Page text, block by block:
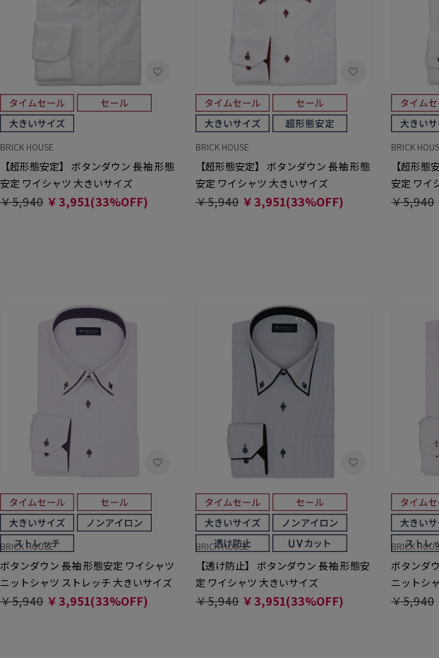
BRICK HOUSE
【超形態安定】 ボタンダウン 長袖 形態
安定 ワイシャツ 大きいサイズ
￥5,940 ￥3,951(33%OFF)
BRICK HOUSE
【超形態安定】 ボタンダウン 長袖 形態
安定 ワイシャツ 大きいサイズ
￥5,940 ￥3,951(33%OFF)
BRICK
【超形態
安定 ワイ
￥5,940
BRICK HOUSE
ボタンダウン 長袖 形態安定 ワイシャツ
ニットシャツ ストレッチ 大きいサイズ
￥5,940 ￥3,951(33%OFF)
BRICK HOUSE
【透け防止】 ボタンダウン 長袖 形態安
定 ワイシャツ 大きいサイズ
￥5,940 ￥3,951(33%OFF)
BRICK
ボタンダ
ニットシ
￥5,940